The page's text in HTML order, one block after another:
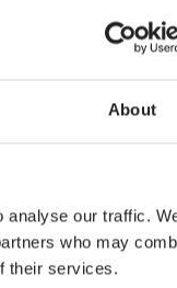
About
analyse our traffic.
who may
their services.